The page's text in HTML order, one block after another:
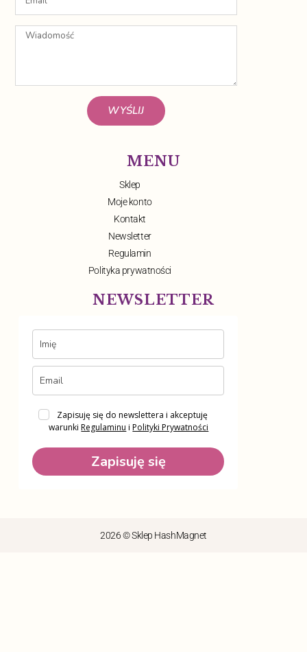
WYŚLIJ
MENU
Sklep
Moje konto
Kontakt
Newsletter
Regulamin
Polityka prywatności
NEWSLETTER
Zapisuję się do newslettera i akceptuję
warunkiRegulaminu iPolityki Prywatności
Zapisuję się
2026 © Sklep HashMagnet